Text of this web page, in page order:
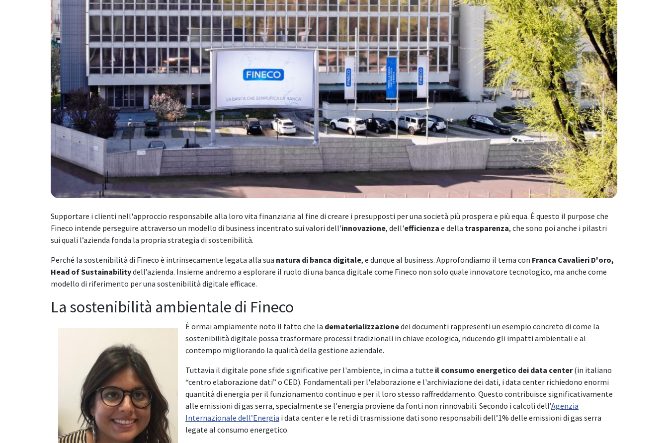
Supportare i clienti nell'approccio responsabile alla loro vita finanziaria al fine di creare i presupposti per una società più prospera e più equa. È questo il purpose che
Fineco intende perseguire attraverso un modello di business incentrato sui valori dell'innovazione, dell'efficienza e della trasparenza, che sono poi anche i pilastri
sui quali l’azienda fonda la propria strategia di sostenibilità.
Perché la sostenibilità di Fineco è intrinsecamente legata alla sua natura di banca digitale, e dunque al business. Approfondiamo il tema con Franca Cavalieri D'oro,
Head of Sustainabilitydell’azienda. Insieme andremo a esplorare il ruolo di una banca digitale come Fineco non solo quale innovatore tecnologico, ma anche come
modello di riferimento per una sostenibilità digitale efficace.
La sostenibilità ambientale di Fineco
È ormai ampiamente noto il fatto che la dematerializzazionedei documenti rappresenti un esempio concreto di come la
sostenibilità digitale possa trasformare processi tradizionali in chiave ecologica, riducendo gli impatti ambientali e al
contempo migliorando la qualità della gestione aziendale.
Tuttavia il digitale pone sfide significative per l'ambiente, in cima a tutte il consumo energetico dei data center(in italiano
“centro elaborazione dati” o CED). Fondamentali per l'elaborazione e l'archiviazione dei dati, i data center richiedono enormi
quantità di energia per il funzionamento continuo e per il loro stesso raffreddamento. Questo contribuisce significativamente
alle emissioni di gas serra, specialmente se l'energia proviene da fonti non rinnovabili. Secondo i calcoli dell’Agenzia
Internazionale dell’Energia i data center e le reti di trasmissione dati sono responsabili dell’1% delle emissioni di gas serra
legate al consumo energetico.